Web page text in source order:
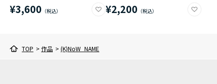
¥3,600 ¥2,200
TOP > 作品 > (K)NoW_NAME